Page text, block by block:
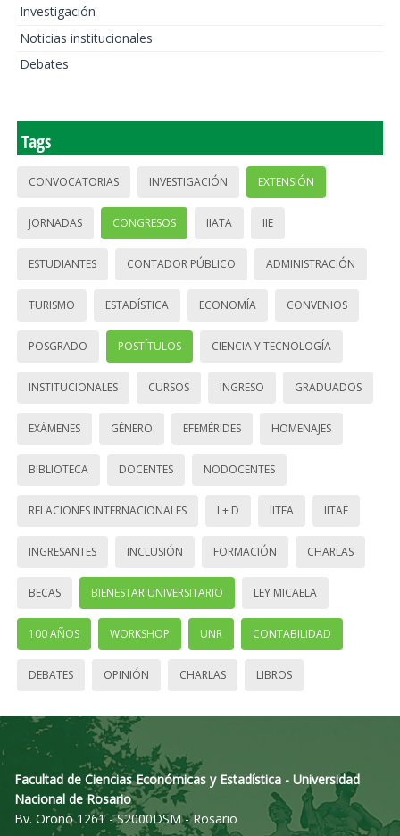
Investigación
Noticias institucionales
Debates
Tags
CONVOCATORIAS INVESTIGACIÓN EXTENSIÓN
JORNADAS CONGRESOS IIATA IIE
ESTUDIANTES CONTADOR PÚBLICO ADMINISTRACIÓN
TURISMO ESTADÍSTICA ECONOMÍA CONVENIOS
POSGRADO POSTÍTULOS CIENCIA Y TECNOLOGÍA
INSTITUCIONALES CURSOS INGRESO GRADUADOS
EXÁMENES GÉNERO EFEMÉRIDES HOMENAJES
BIBLIOTECA DOCENTES NODOCENTES
RELACIONES INTERNACIONALES I + D IITEA IITAE
INGRESANTES INCLUSIÓN FORMACIÓN CHARLAS
BECAS BIENESTAR UNIVERSITARIO LEY MICAELA
100 AÑOS WORKSHOP UNR CONTABILIDAD
DEBATES OPINIÓN CHARLAS LIBROS
Facultad de Ciencias Económicas y Estadística - Universidad
Nacional de Rosario
Bv. Oroño 1261 - S2000DSM - Rosario